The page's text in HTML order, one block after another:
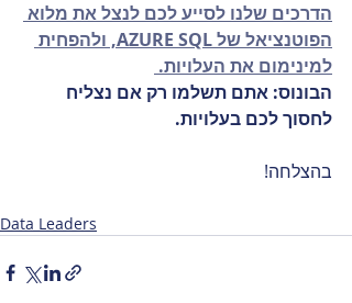
הדרכים שלנו לסייע לכם לנצל את מלוא
הפוטנציאל של AZURE SQL, ולהפחית
למינימום את העלויות.
הבונוס: אתם תשלמו רק אם נצליח
לחסוך לכם בעלויות.
בהצלחה!
Data Leaders